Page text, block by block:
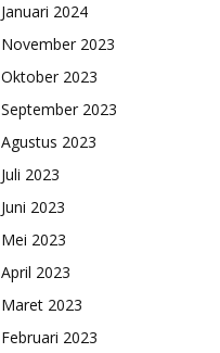
Januari 2024
November 2023
Oktober 2023
September 2023
Agustus 2023
Juli 2023
Juni 2023
Mei 2023
April 2023
Maret 2023
Februari 2023